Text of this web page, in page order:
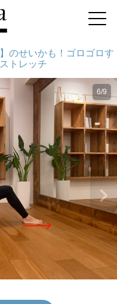
のせいかも！ゴロゴロす
トレッチ
6/9